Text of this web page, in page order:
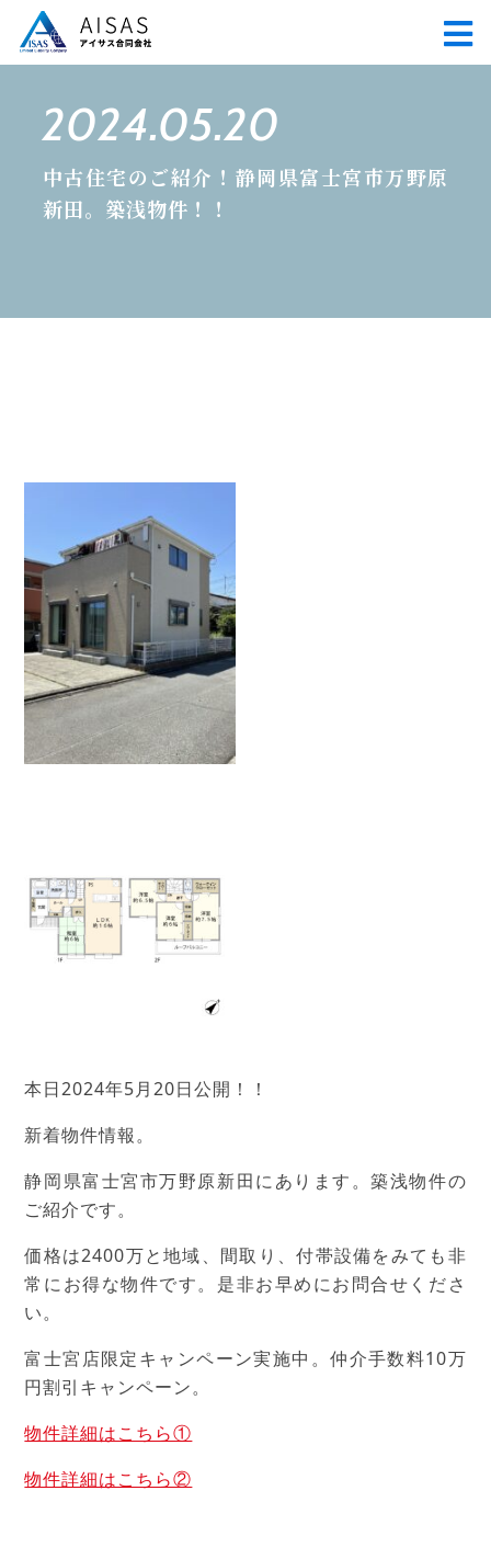
2024.05.20
中古住宅のご紹介！静岡県富士宮市万野原
新田。築浅物件！！
本日2024年5月20日公開！！
新着物件情報。
静岡県富士宮市万野原新田にあります。築浅物件の
ご紹介です。
価格は2400万と地域、間取り、付帯設備をみても非
常にお得な物件です。是非お早めにお問合せくださ
い。
富士宮店限定キャンペーン実施中。仲介手数料10万
円割引キャンペーン。
物件詳細はこちら①
物件詳細はこちら②